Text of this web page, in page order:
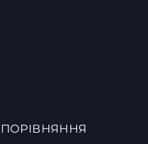
ПОРІВНЯННЯ